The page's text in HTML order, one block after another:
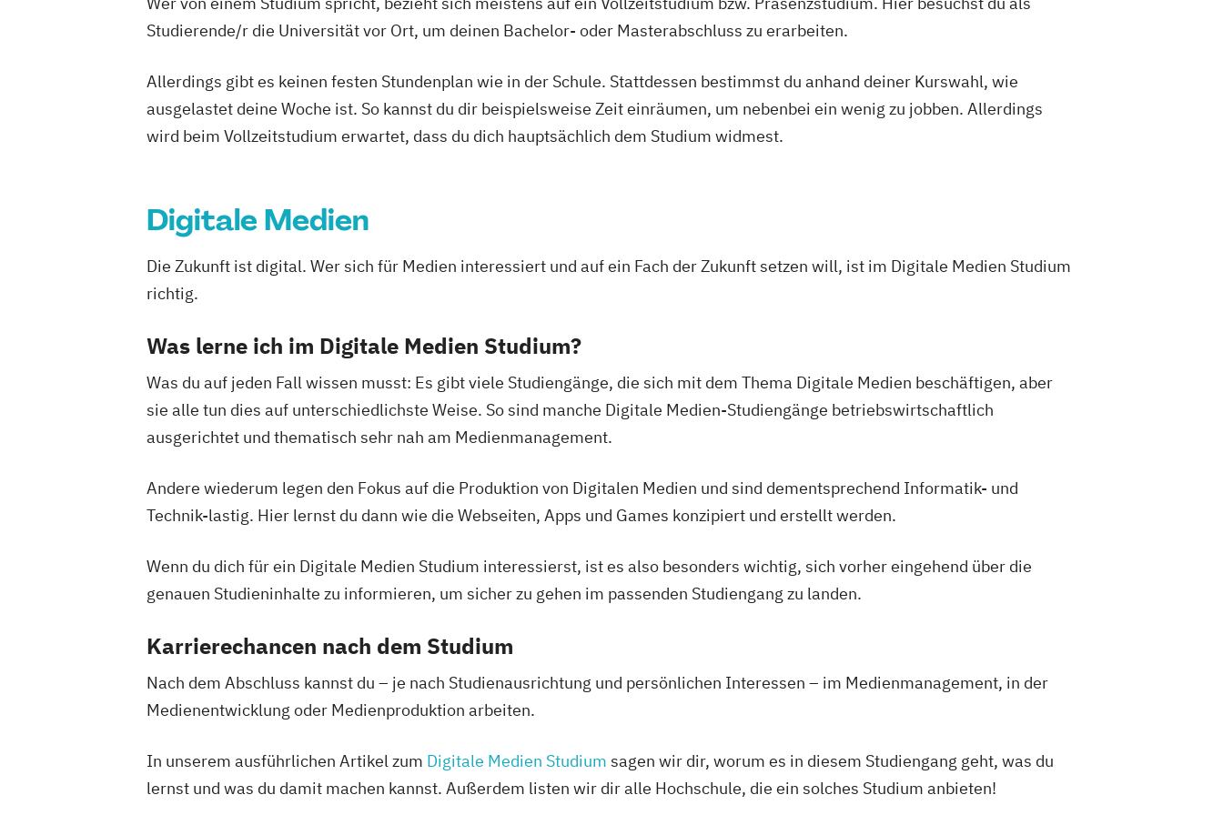
Studierende/r die Universität vor Ort, um deinen Bachelor- oder Masterabschluss zu erarbeiten.
Allerdings gibt es keinen festen Stundenplan wie in der Schule. Stattdessen bestimmst du anhand deiner Kurswahl, wie
ausgelastet deine Woche ist. So kannst du dir beispielsweise Zeit einräumen, um nebenbei ein wenig zu jobben. Allerdings
wird beim Vollzeitstudium erwartet, dass du dich hauptsächlich dem Studium widmest.
Digitale Medien
Die Zukunft ist digital. Wer sich für Medien interessiert und auf ein Fach der Zukunft setzen will, ist im Digitale Medien Studium
richtig.
Was lerne ich im Digitale Medien Studium?
Was du auf jeden Fall wissen musst: Es gibt viele Studiengänge, die sich mit dem Thema Digitale Medien beschäftigen, aber
sie alle tun dies auf unterschiedlichste Weise. So sind manche Digitale Medien-Studiengänge betriebswirtschaftlich
ausgerichtet und thematisch sehr nah am Medienmanagement.
Andere wiederum legen den Fokus auf die Produktion von Digitalen Medien und sind dementsprechend Informatik- und
Technik-lastig. Hier lernst du dann wie die Webseiten, Apps und Games konzipiert und erstellt werden.
Wenn du dich für ein Digitale Medien Studium interessierst, ist es also besonders wichtig, sich vorher eingehend über die
genauen Studieninhalte zu informieren, um sicher zu gehen im passenden Studiengang zu landen.
Karrierechancen nach dem Studium
Nach dem Abschluss kannst du – je nach Studienausrichtung und persönlichen Interessen – im Medienmanagement, in der
Medienentwicklung oder Medienproduktion arbeiten.
In unserem ausführlichen Artikel zum Digitale Medien Studium sagen wir dir, worum es in diesem Studiengang geht, was du
lernst und was du damit machen kannst. Außerdem listen wir dir alle Hochschule, die ein solches Studium anbieten!